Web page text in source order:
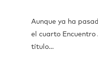
Aunque ya ha
el cuarto Encuentro
título…